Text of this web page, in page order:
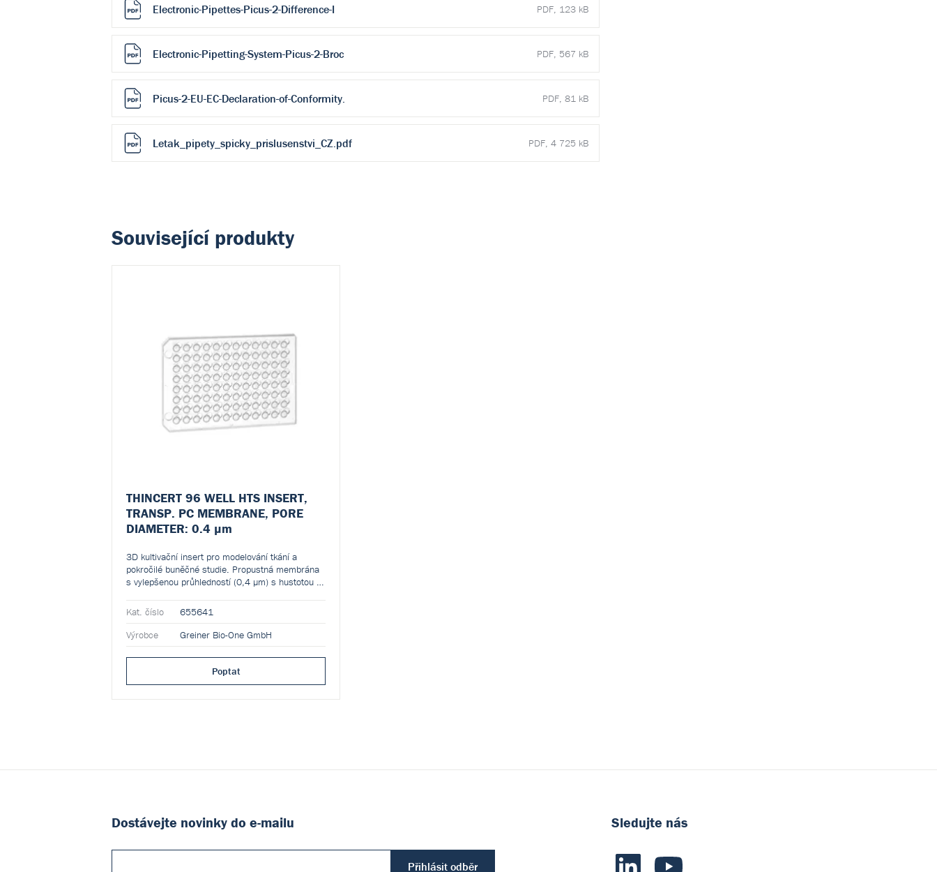
Electronic-Pipettes-Picus-2-Difference-I PDF, 123 kB
Electronic-Pipetting-System-Picus-2-Broc PDF, 567 kB
Picus-2-EU-EC-Declaration-of-Conformity. PDF, 81 kB
Letak_pipety_spicky_prislusenstvi_CZ.pdf PDF, 4 725 kB
Související produkty
THINCERT 96 WELL HTS INSERT,
TRANSP. PC MEMBRANE, PORE
DIAMETER: 0.4 µm
3D kultivační insert pro modelování tkání a
pokročilé buněčné studie. Propustná membrána
s vylepšenou průhledností (0,4 µm) s hustotou 2
a podporuje optimální buněčnou interakci.
Kat. číslo
655641
Výrobce
Greiner Bio-One GmbH
Poptat
Dostávejte novinky do e-mailu
Přihlásit odběr
Sledujte nás